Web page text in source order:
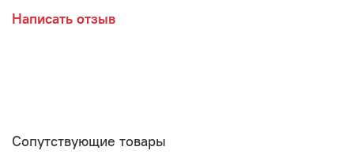
Написать отзыв
Сопутствующие товары